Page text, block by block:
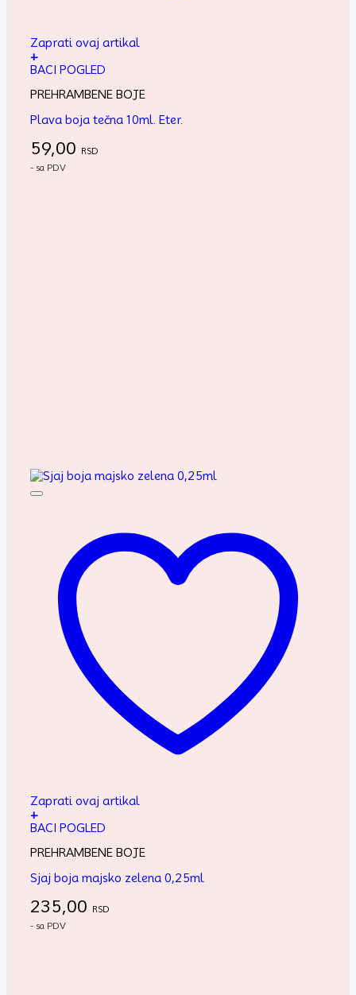
Zaprati ovaj artikal
+
BACI POGLED
PREHRAMBENE BOJE
Plava boja tečna 10ml. Eter.
59,00 RSD
- sa PDV
Zaprati ovaj artikal
+
BACI POGLED
PREHRAMBENE BOJE
Sjaj boja majsko zelena 0,25ml
235,00 RSD
- sa PDV